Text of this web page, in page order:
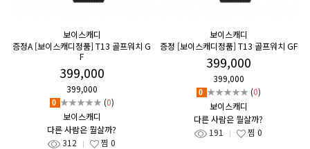
보이스캐디
증정A [보이스캐디정품] T13 골프워치 G
F
399,000
399,000
0 ★★★★★ (0)
보이스캐디
다른 사람은 뭘살까?
312
찜 0
보이스캐디
증정 [보이스캐디정품] T13 골프워치 GF
399,000
399,000
0 ★★★★★ (0)
보이스캐디
다른 사람은 뭘살까?
191
찜 0